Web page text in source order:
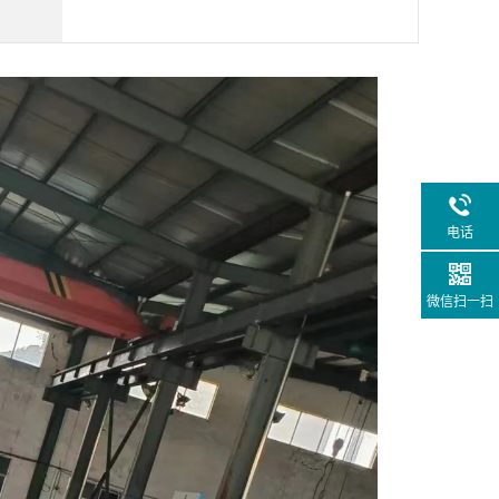
电话
微信扫一扫